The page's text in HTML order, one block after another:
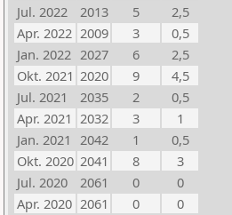
Jul. 2022
2013 5
2,5
Apr. 2022 2009 3
0,5
Jan. 2022 2027 6
2,5
Okt. 2021 2020 9
4,5
Jul. 2021
2035 2
0,5
Apr. 2021 2032 3
1
Jan. 2021 2042 1
0,5
Okt. 2020 2041 8
3
Jul. 2020
2061 0
0
Apr. 2020 2061 0
0